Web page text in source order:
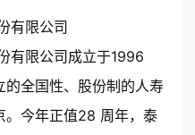
有限公司
有限公司成立于1996
全国性、股份制的人寿
。今年正值28 周年，泰